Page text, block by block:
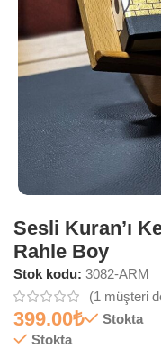
Sesli Kuran’ı
Rahle Boy
Stok kodu: 3082-ARM
(1 müşteri
399.00₺
Stokta
Stokta